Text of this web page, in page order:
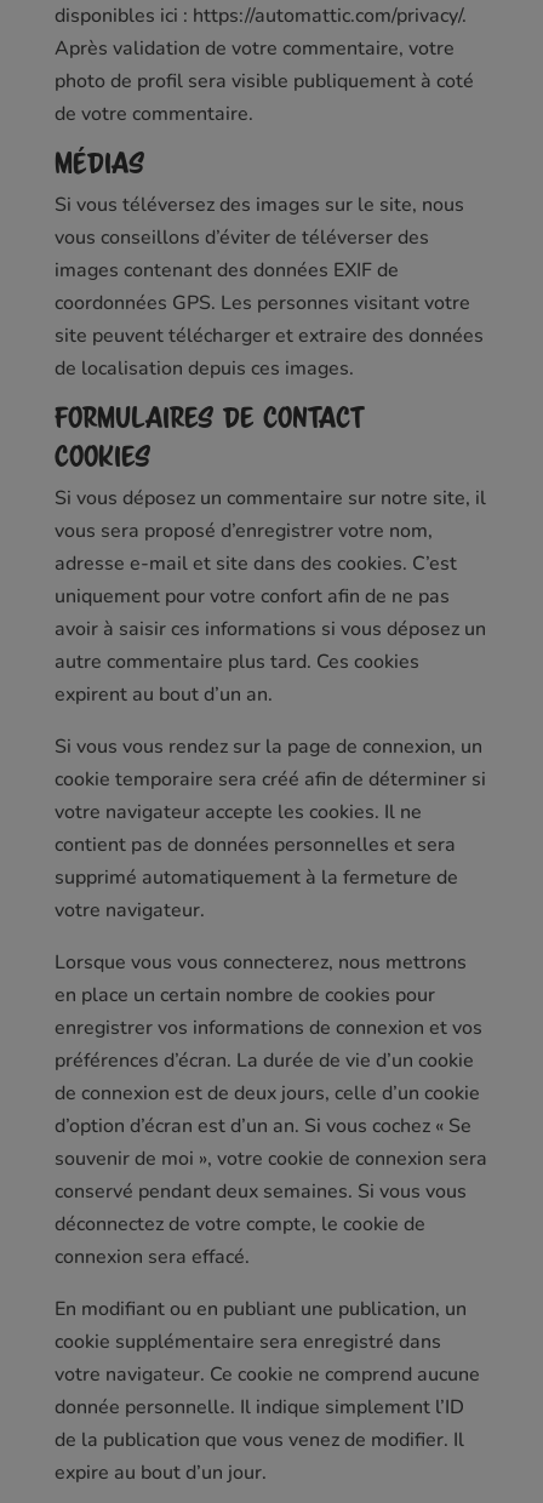
disponibles ici : https://automattic.com/privacy/.
Après validation de votre commentaire, votre
photo de profil sera visible publiquement à coté
de votre commentaire.
Médias
Si vous téléversez des images sur le site, nous
vous conseillons d’éviter de téléverser des
images contenant des données EXIF de
coordonnées GPS. Les personnes visitant votre
site peuvent télécharger et extraire des données
de localisation depuis ces images.
Formulaires de contact
Cookies
Si vous déposez un commentaire sur notre site, il
vous sera proposé d’enregistrer votre nom,
adresse e-mail et site dans des cookies. C’est
uniquement pour votre confort afin de ne pas
avoir à saisir ces informations si vous déposez un
autre commentaire plus tard. Ces cookies
expirent au bout d’un an.
Si vous vous rendez sur la page de connexion, un
cookie temporaire sera créé afin de déterminer si
votre navigateur accepte les cookies. Il ne
contient pas de données personnelles et sera
supprimé automatiquement à la fermeture de
votre navigateur.
Lorsque vous vous connecterez, nous mettrons
en place un certain nombre de cookies pour
enregistrer vos informations de connexion et vos
préférences d’écran. La durée de vie d’un cookie
de connexion est de deux jours, celle d’un cookie
d’option d’écran est d’un an. Si vous cochez « Se
souvenir de moi », votre cookie de connexion sera
conservé pendant deux semaines. Si vous vous
déconnectez de votre compte, le cookie de
connexion sera effacé.
En modifiant ou en publiant une publication, un
cookie supplémentaire sera enregistré dans
votre navigateur. Ce cookie ne comprend aucune
donnée personnelle. Il indique simplement l’ID
de la publication que vous venez de modifier. Il
expire au bout d’un jour.